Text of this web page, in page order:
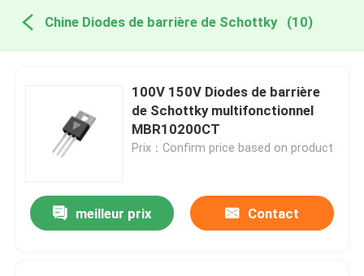
Chine Diodes de barrière de Schottky (10)
100V 150V Diodes de barrière
de Schottky multifonctionnel
MBR10200CT
Prix：Confirm price based on product
meilleur prix Contact